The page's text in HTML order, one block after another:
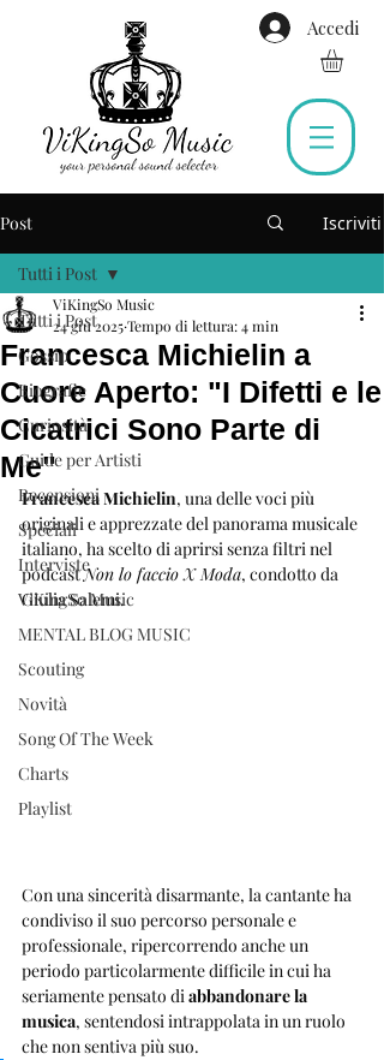
Accedi
Post Iscriviti
Tutti i Post
Gossip
Biografie
Curiosità
Guide per Artisti
Recensioni
Speciali
Interviste
ViKingSo Music
MENTAL BLOG MUSIC
Scouting
Novità
Song Of The Week
Charts
Playlist
Tutti i Post
Francesca Michielin a
Cuore Aperto: "I Difetti e le
Cicatrici Sono Parte di
Me"
ViKingSo Music
24 giu 2025Tempo di lettura: 4 min
Francesca Michielin, una delle voci più
originali e apprezzate del panorama musicale
italiano, ha scelto di aprirsi senza filtri nel
podcast Non lo faccio X Moda, condotto da
Giulia Salemi.
Con una sincerità disarmante, la cantante ha
condiviso il suo percorso personale e
professionale, ripercorrendo anche un
periodo particolarmente difficile in cui ha
seriamente pensato di abbandonare la
musica, sentendosi intrappolata in un ruolo
che non sentiva più suo.